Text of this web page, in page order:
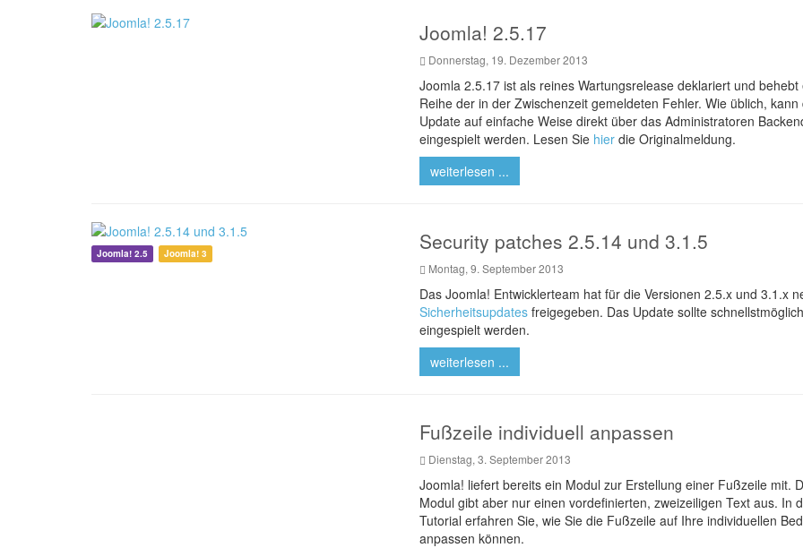
Joomla! 2.5.17
Donnerstag, 19. Dezember 2013
Joomla 2.5.17 ist als reines Wartungsrelease deklariert und behebt
Reihe der in der Zwischenzeit gemeldeten Fehler. Wie üblich, kann
Update auf einfache Weise direkt über das Administratoren
eingespielt werden. Lesen Sie hierdie Originalmeldung.
weiterlesen ...
Joomla! 2.5 Joomla! 3 Security patches 2.5.14 und 3.1.5
Montag, 9. September 2013
Das Joomla! Entwicklerteam hat für die Versionen 2.5.x und 3.1.x
Sicherheitsupdatesfreigegeben. Das Update sollte schnellstmöglich
eingespielt werden.
weiterlesen ...
Fußzeile individuell anpassen
Dienstag, 3. September 2013
Joomla! liefert bereits ein Modul zur Erstellung einer Fußzeile mit.
Modul gibt aber nur einen vordefinierten, zweizeiligen Text aus. In
Tutorial erfahren Sie, wie Sie die Fußzeile auf Ihre individuellen
anpassen können.